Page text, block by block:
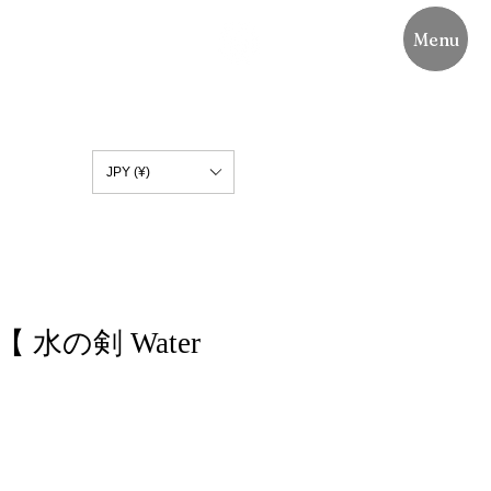
Menu
水の剣 Water
JPY (¥)